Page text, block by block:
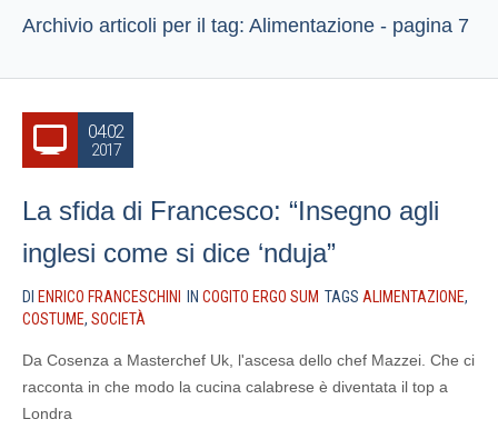
Archivio articoli per il tag: Alimentazione - pagina 7
04.02
2017
La sfida di Francesco: “Insegno agli
inglesi come si dice ‘nduja”
DI ENRICO FRANCESCHINI IN COGITO ERGO SUM TAGS ALIMENTAZIONE,
COSTUME, SOCIETÀ
Da Cosenza a Masterchef Uk, l'ascesa dello chef Mazzei. Che ci
racconta in che modo la cucina calabrese è diventata il top a
Londra